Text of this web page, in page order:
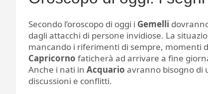
Secondo l’oroscopo di oggi i Gemelli
dagli attacchi di persone invidiose. La
mancando i riferimenti di sempre, momenti
Capricorno faticherà ad arrivare a fine
Anche i nati in Acquario avranno bisogno di
discussioni e conflitti.